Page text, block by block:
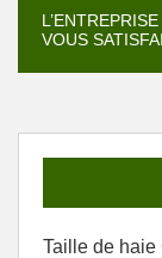
VOUS
Taille de haie